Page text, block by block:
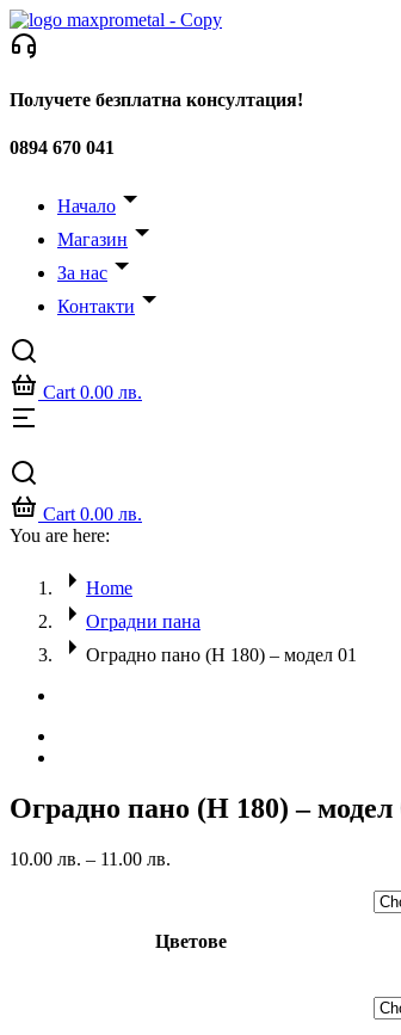
Skip
to
content
Получете безплатна консултация!
0894 670 041
Начало
Магазин
За нас
Контакти
Cart 0.00 лв.
Cart 0.00 лв.
You are here:
Home
Оградни пана
Оградно пано (H 180) – модел 01
Оградно пано (H 180) – модел
10.00 лв. – 11.00 лв.
Цветове